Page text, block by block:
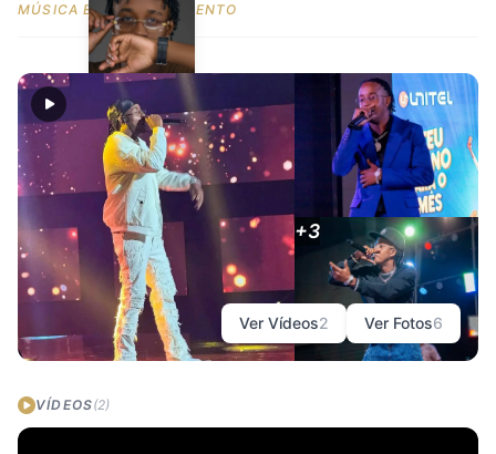
Janepada (Pop Smok)
Luanda, Luanda
MÚSICA E ENTRETENIMENTO
+3
Ver Vídeos2 Ver Fotos6
VÍDEOS(2)